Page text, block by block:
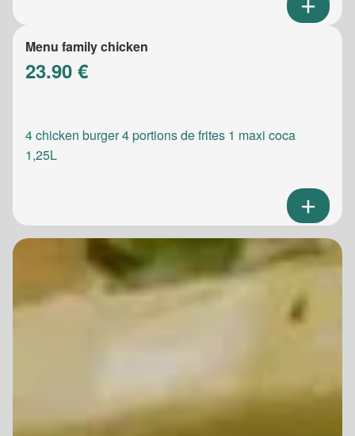
Menu family chicken
23.90 €
4 chicken burger 4 portions de frites 1 maxi coca
1,25L